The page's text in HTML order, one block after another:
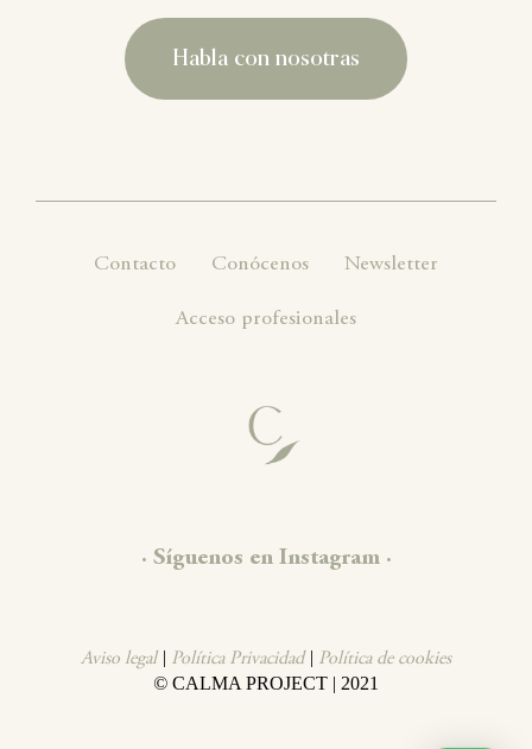
Habla con nosotras
Contacto Conócenos Newsletter
Acceso profesionales
· Síguenos en Instagram ·
Aviso legal| Política Privacidad| Política de cookies
© CALMA PROJECT | 2021